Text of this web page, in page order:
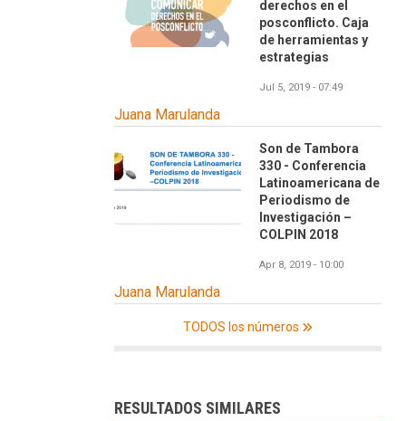
derechos en el
posconflicto. Caja
de herramientas y
estrategias
Jul 5, 2019 - 07:49
Juana Marulanda
Son de Tambora
330 - Conferencia
Latinoamericana de
Periodismo de
Investigación –
COLPIN 2018
Apr 8, 2019 - 10:00
Juana Marulanda
TODOS los números
RESULTADOS SIMILARES